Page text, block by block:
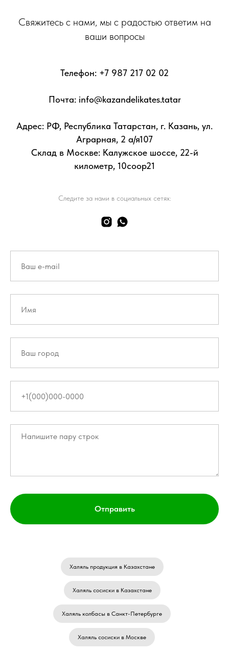
Свяжитесь с нами, мы с радостью ответим на
ваши вопросы
Телефон: +7 987 217 02 02
Почта: info@kazandelikates.tatar
Адрес: РФ, Республика Татарстан, г. Казань, ул.
Аграрная, 2 а/я107
Склад в Москве: Калужское шоссе, 22-й
километр, 10соор21
Следите за нами в социальных сетях:
Отправить
Халяль продукция в Казахстане
Халяль сосиски в Казахстане
Халяль колбасы в Санкт-Петербурге
Халяль сосиски в Москве